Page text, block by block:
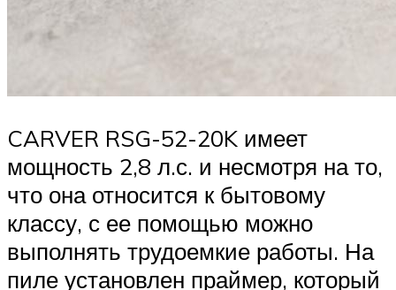
CARVER RSG-52-20K имеет
мощность 2,8 л.с. и несмотря на то,
что она относится к бытовому
классу, с ее помощью можно
выполнять трудоемкие работы. На
пиле установлен праймер, который